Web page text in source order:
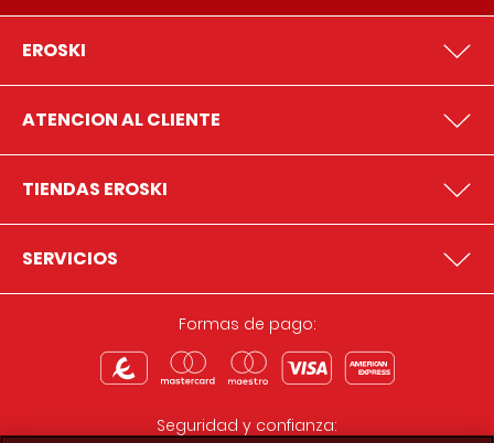
EROSKI
ATENCION AL CLIENTE
TIENDAS EROSKI
SERVICIOS
Formas de pago:
Seguridad y confianza: